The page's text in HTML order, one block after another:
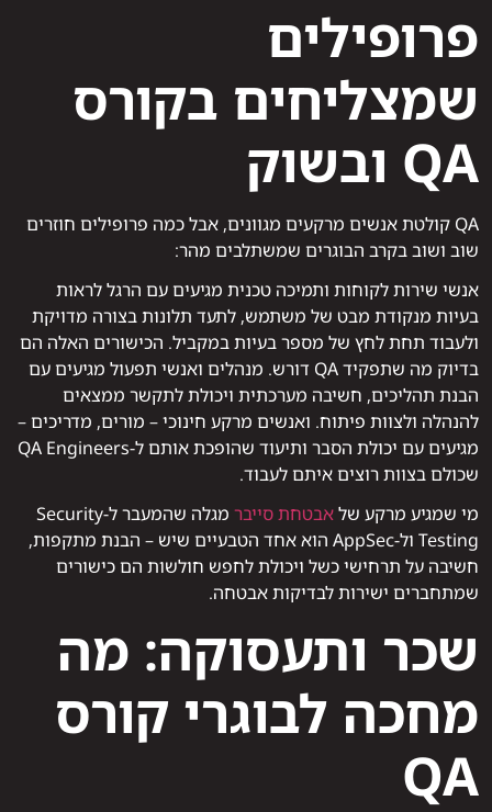
פרופילים
שמצליחים בקורס
QA ובשוק
QA קולטת אנשים מרקעים מגוונים, אבל כמה פרופילים חוזרים
שוב ושוב בקרב הבוגרים שמשתלבים מהר:
אנשי שירות לקוחות ותמיכה טכנית מגיעים עם הרגל לראות
בעיות מנקודת מבט של משתמש, לתעד תלונות בצורה מדויקת
ולעבוד תחת לחץ של מספר בעיות במקביל. הכישורים האלה הם
בדיוק מה שתפקיד QA דורש. מנהלים ואנשי תפעול מגיעים עם
הבנת תהליכים, חשיבה מערכתית ויכולת לתקשר ממצאים
להנהלה ולצוות פיתוח. ואנשים מרקע חינוכי – מורים, מדריכים –
מגיעים עם יכולת הסבר ותיעוד שהופכת אותם ל-QA Engineers
שכולם בצוות רוצים איתם לעבוד.
מי שמגיע מרקע שלאבטחת סייבר
מגלה שהמעבר ל-Security
Testing ול-AppSec הוא אחד הטבעיים שיש – הבנת מתקפות,
חשיבה על תרחישי כשל ויכולת לחפש חולשות הם כישורים
שמתחברים ישירות לבדיקות אבטחה.
שכר ותעסוקה: מה
מחכה לבוגרי קורס
QA